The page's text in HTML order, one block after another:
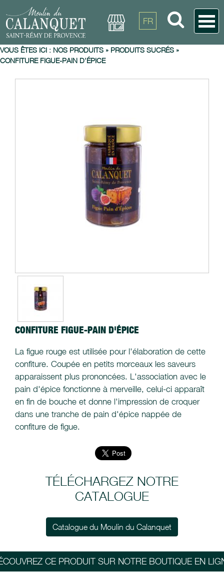
FR
VOUS ÊTES ICI : NOS PRODUITS » PRODUITS SUCRÉS »
CONFITURE FIGUE-PAIN D'ÉPICE
CONFITURE FIGUE-PAIN D'ÉPICE
La figue rouge est utilisée pour l'élaboration de cette
confiture. Coupée en petits morceaux les saveurs
apparaissent plus prononcées. L'association avec le
pain d'épice fonctionne à merveille, celui-ci apparaît
en fin de bouche et donne l'impression de croquer
dans une tranche de pain d'épice nappée de
confiture de figue.
TÉLÉCHARGEZ NOTRE
CATALOGUE
Catalogue du Moulin du Calanquet
CE PRODUIT SUR NOTRE BOUTIQUE EN